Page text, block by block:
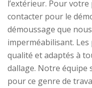
l’extérieur. Pour
contacter pour le
démoussage que
imperméabilisant.
qualité et adaptés à
dallage. Notre équipe
pour ce genre de